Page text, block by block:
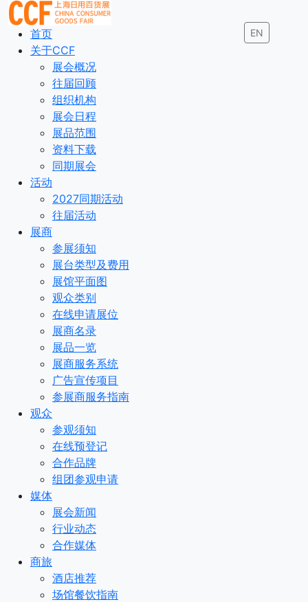
EN
首页
关于CCF
展会概况
往届回顾
组织机构
展会日程
展品范围
资料下载
同期展会
活动
2027同期活动
往届活动
展商
参展须知
展台类型及费用
展馆平面图
观众类别
在线申请展位
展商名录
展品一览
展商服务系统
广告宣传项目
参展商服务指南
观众
参观须知
在线预登记
合作品牌
组团参观申请
媒体
展会新闻
行业动态
合作媒体
商旅
酒店推荐
场馆餐饮指南